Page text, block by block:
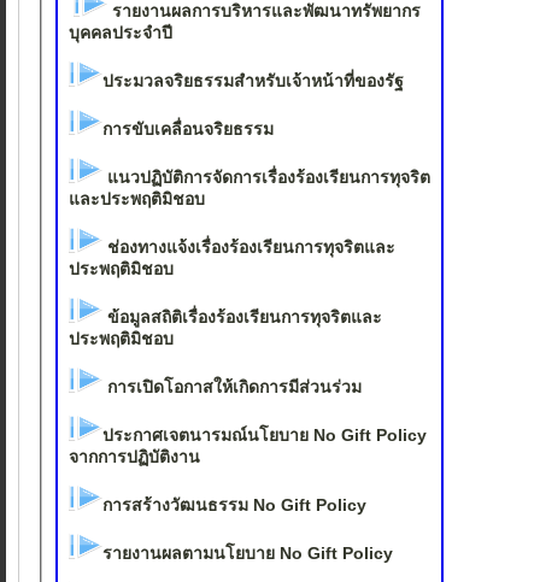
รายงานผลการบริหารและพัฒนาทรัพยากร
บุคคลประจำปี
ประมวลจริยธรรมสำหรับเจ้าหน้าที่ของรัฐ
การขับเคลื่อนจริยธรรม
แนวปฏิบัติการจัดการเรื่องร้องเรียนการทุจริต
และประพฤติมิชอบ
ช่องทางแจ้งเรื่องร้องเรียนการทุจริตและ
ประพฤติมิชอบ
ข้อมูลสถิติเรื่องร้องเรียนการทุจริตและ
ประพฤติมิชอบ
การเปิดโอกาสให้เกิดการมีส่วนร่วม
ประกาศเจตนารมณ์นโยบาย No Gift Policy
จากการปฏิบัติงาน
การสร้างวัฒนธรรม No Gift Policy
รายงานผลตามนโยบาย No Gift Policy